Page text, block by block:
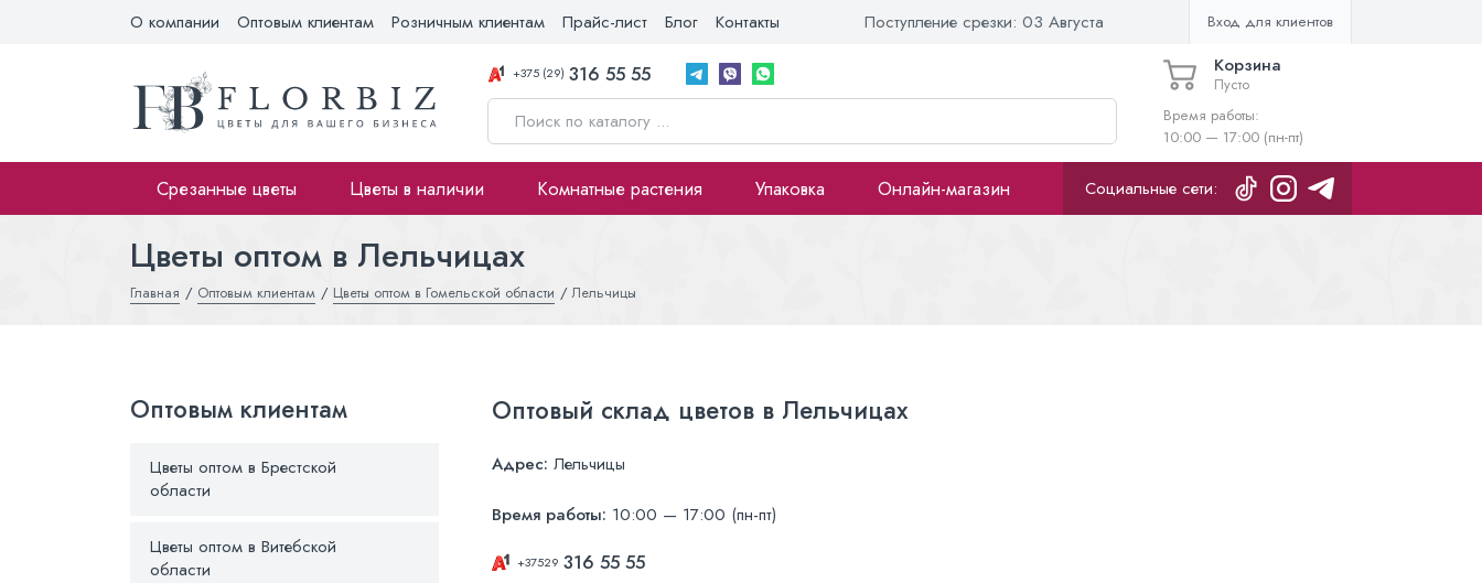
О компании Оптовым клиентам Розничным клиентам Прайс-лист Блог Контакты Поступление срезки: 03 Августа Вход для клиентов
+375 (29) 316 55 55 Корзина
Пусто
Время работы:
10:00 — 17:00 (пн-пт)
Срезанные цветы Цветы в наличии Комнатные растения Упаковка Онлайн-магазин Социальные сети:
Цветы оптом в Лельчицах
Главная Оптовым клиентам Цветы оптом в Гомельской области Лельчицы
Оптовым клиентам
Цветы оптом в Брестской
области
Цветы оптом в Витебской
области
Оптовый склад цветов в Лельчицах
Адрес: Лельчицы
Время работы: 10:00 — 17:00 (пн-пт)
+37529 316 55 55